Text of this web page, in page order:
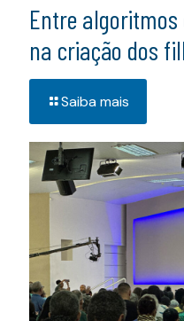
Entre
na criação dos
Saiba mais